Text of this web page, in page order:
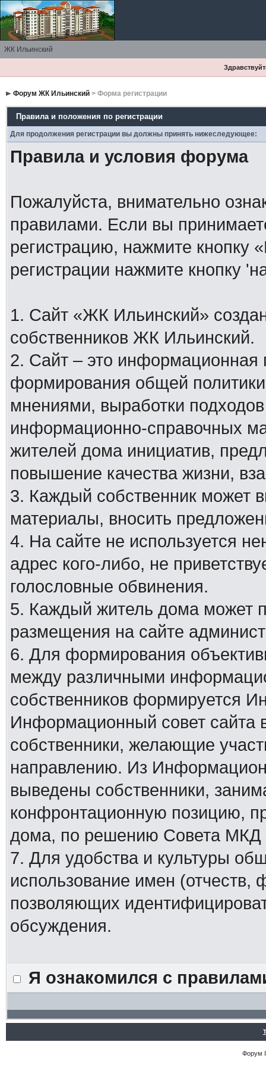
ЖК Ильинский
Форум ЖК Ильинский> Форма регистрации
Правила и положения по регистрации
Для продолжения регистрации вы должны принять нижеследующее:
Правила и условия форума
Пожалуйста, внимательно
правилами. Если вы
регистрацию, нажмите кнопку
регистрации нажмите кнопку
1. Сайт «ЖК Ильинский»
собственников ЖК Ильинский.
2. Сайт – это
формирования общей
мнениями, выработки
информационно-справочных
жителей дома инициатив,
повышение качества жизни,
3. Каждый собственник может
материалы, вносить
4. На сайте не используется
адрес кого-либо, не
голословные обвинения.
5. Каждый житель дома может
размещения на сайте
6. Для формирования
между различными
собственников формируется
Информационный совет сайта
собственники, желающие
направлению. Из
выведены собственники,
конфронтационную позицию,
дома, по решению Совета
7. Для удобства и культуры
использование имен
позволяющих
обсуждения.
Я ознакомился с
Форум